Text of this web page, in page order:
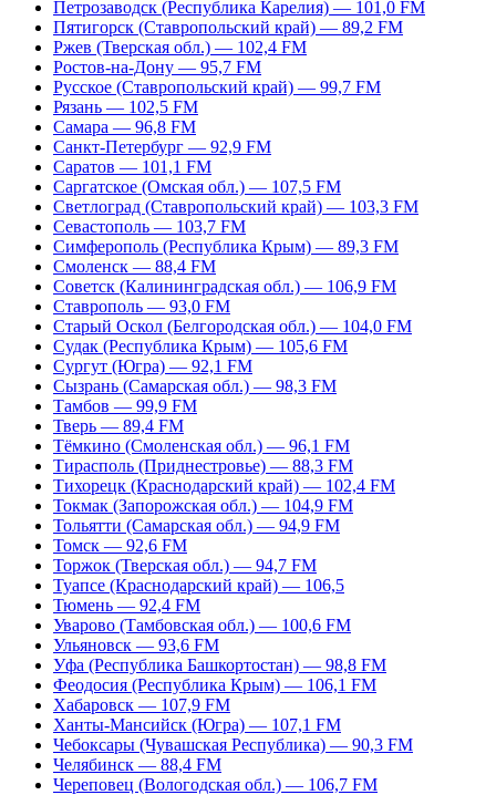
Петрозаводск (Республика Карелия) — 101,0 FM
Пятигорск (Ставропольский край) — 89,2 FM
Ржев (Тверская обл.) — 102,4 FM
Ростов-на-Дону — 95,7 FM
Русское (Ставропольский край) — 99,7 FM
Рязань — 102,5 FM
Самара — 96,8 FM
Санкт-Петербург — 92,9 FM
Саратов — 101,1 FM
Саргатское (Омская обл.) — 107,5 FM
Светлоград (Ставропольский край) — 103,3 FM
Севастополь — 103,7 FM
Симферополь (Республика Крым) — 89,3 FM
Смоленск — 88,4 FM
Советск (Калининградская обл.) — 106,9 FM
Ставрополь — 93,0 FM
Старый Оскол (Белгородская обл.) — 104,0 FM
Судак (Республика Крым) — 105,6 FM
Сургут (Югра) — 92,1 FM
Сызрань (Самарская обл.) — 98,3 FM
Тамбов — 99,9 FM
Тверь — 89,4 FM
Тёмкино (Смоленская обл.) — 96,1 FM
Тирасполь (Приднестровье) — 88,3 FM
Тихорецк (Краснодарский край) — 102,4 FM
Токмак (Запорожская обл.) — 104,9 FM
Тольятти (Самарская обл.) — 94,9 FM
Томск — 92,6 FM
Торжок (Тверская обл.) — 94,7 FM
Туапсе (Краснодарский край) — 106,5
Тюмень — 92,4 FM
Уварово (Тамбовская обл.) — 100,6 FM
Ульяновск — 93,6 FM
Уфа (Республика Башкортостан) — 98,8 FM
Феодосия (Республика Крым) — 106,1 FM
Хабаровск — 107,9 FM
Ханты-Мансийск (Югра) — 107,1 FM
Чебоксары (Чувашская Республика) — 90,3 FM
Челябинск — 88,4 FM
Череповец (Вологодская обл.) — 106,7 FM